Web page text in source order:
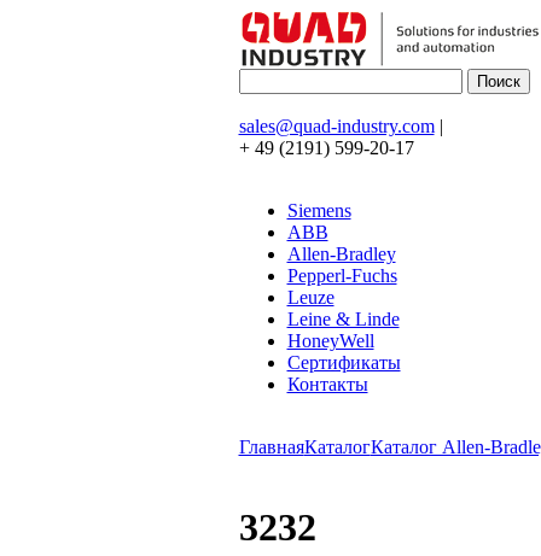
sales@quad-industry.com|
+ 49 (2191) 599-20-17
Siemens
ABB
Allen-Bradley
Pepperl-Fuchs
Leuze
Leine & Linde
HoneyWell
Сертификаты
Контакты
ГлавнаяКаталогКаталог Allen-
3232